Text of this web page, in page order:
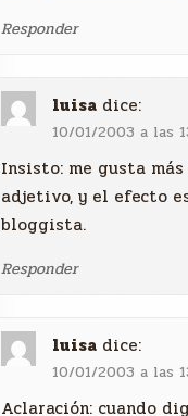
Responder
luisa dice:
10/01/2003 a las
Insisto: me gusta
adjetivo, y el efecto
bloggista.
Responder
luisa dice:
10/01/2003 a las
Aclaración: cuando